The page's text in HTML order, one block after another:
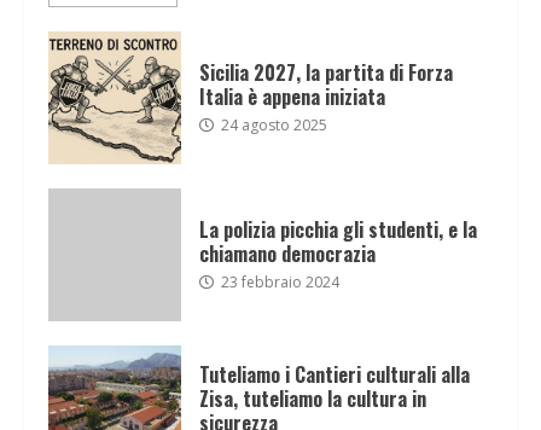
Sicilia 2027, la partita di Forza
Italia è appena iniziata
24 agosto 2025
La polizia picchia gli studenti, e la
chiamano democrazia
23 febbraio 2024
Tuteliamo i Cantieri culturali alla
Zisa, tuteliamo la cultura in
sicurezza